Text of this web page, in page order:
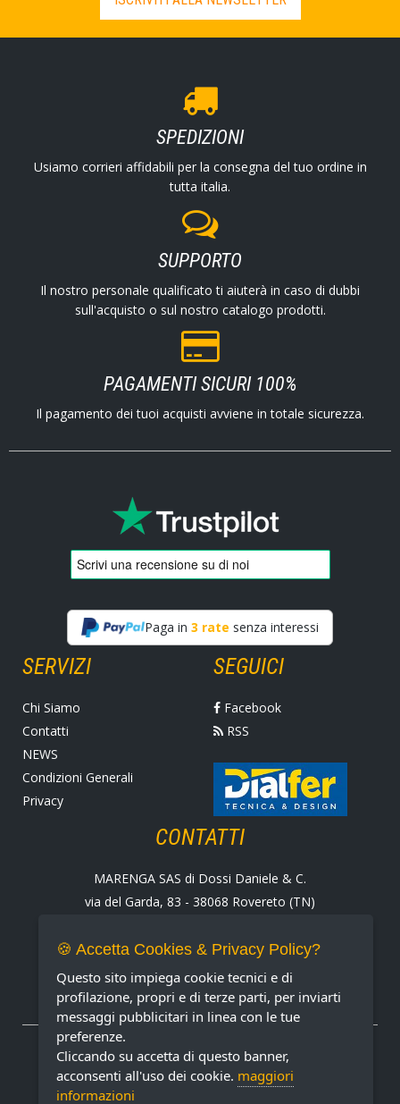
SPEDIZIONI
Usiamo corrieri affidabili per la consegna del tuo ordine in
tutta italia.
SUPPORTO
Il nostro personale qualificato ti aiuterà in caso di dubbi
sull'acquisto o sul nostro catalogo prodotti.
PAGAMENTI SICURI 100%
Il pagamento dei tuoi acquisti avviene in totale sicurezza.
Paga in 3 rate senza interessi
SERVIZI
Chi Siamo
Contatti
NEWS
Condizioni Generali
Privacy
SEGUICI
Facebook
RSS
CONTATTI
MARENGA SAS di Dossi Daniele & C.
via del Garda, 83 - 38068 Rovereto (TN)
Fax +39 0464 430938
E-mail: marenga@marenga.it
Partita IVA IT02232370227
METODI DI PAGAMENTO ACCETTATI
🍪 Accetta Cookies & Privacy Policy?
Questo sito impiega cookie tecnici e di
profilazione, propri e di terze parti, per inviarti
messaggi pubblicitari in linea con le tue
preferenze.
Cliccando su accetta di questo banner,
acconsenti all'uso dei cookie. maggiori
informazioni